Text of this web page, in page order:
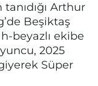
Arthur
Beşiktaş
beyazlı ekibe
2025
Süper